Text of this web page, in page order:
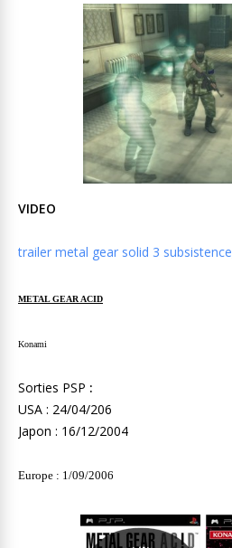
VIDEO
trailer metal gear solid 3 subsistence
METAL GEAR ACID
Konami
Sorties PSP :
USA : 24/04/206
Japon : 16/12/2004
Europe : 1/09/2006